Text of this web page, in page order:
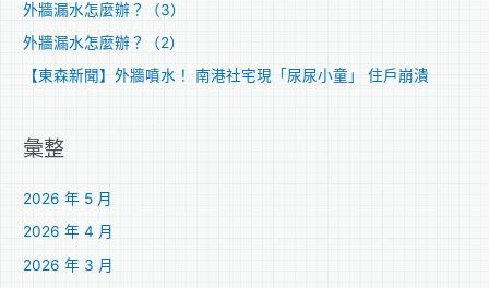
外牆漏水怎麼辦？（3）
外牆漏水怎麼辦？（2）
【東森新聞】外牆噴水！ 南港社宅現「尿尿小童」 住戶崩潰
彙整
2026 年 5 月
2026 年 4 月
2026 年 3 月